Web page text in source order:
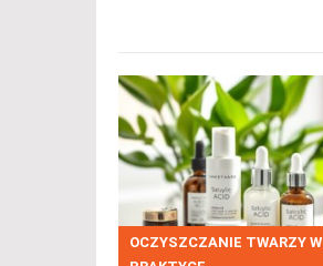
OCZYSZCZANIE TWARZY W